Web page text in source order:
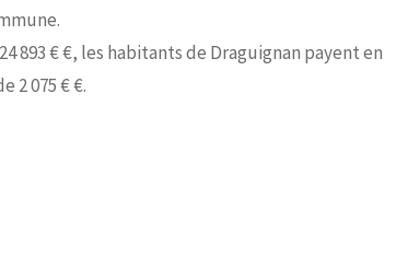
893 € €, les habitants de Draguignan payent en
2 075 € €.